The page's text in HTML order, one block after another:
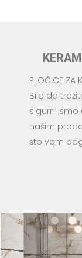
PLOČICE ZA
Bilo da
sigurni smo
našim
što vam